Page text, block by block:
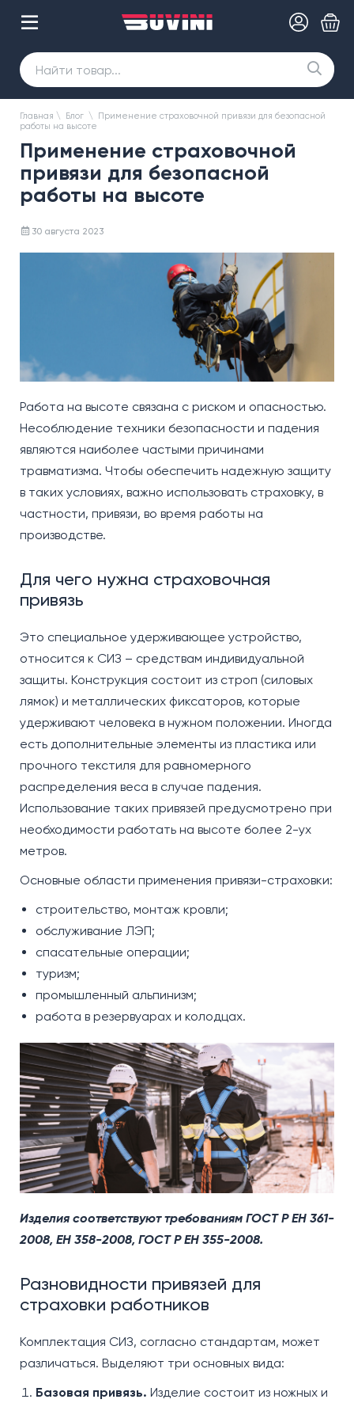
Главная \ Блог \
Применение страховочной привязи для безопасной
работы на высоте
Применение страховочной
привязи для безопасной
работы на высоте
30 августа 2023
Работа на высоте связана с риском и опасностью.
Несоблюдение техники безопасности и падения
являются наиболее частыми причинами
травматизма. Чтобы обеспечить надежную защиту
в таких условиях, важно использовать страховку, в
частности, привязи, во время работы на
производстве.
Для чего нужна страховочная
привязь
Это специальное удерживающее устройство,
относится к СИЗ – средствам индивидуальной
защиты. Конструкция состоит из строп (силовых
лямок) и металлических фиксаторов, которые
удерживают человека в нужном положении. Иногда
есть дополнительные элементы из пластика или
прочного текстиля для равномерного
распределения веса в случае падения.
Использование таких привязей предусмотрено при
необходимости работать на высоте более 2-ух
метров.
Основные области применения привязи-страховки:
строительство, монтаж кровли;
обслуживание ЛЭП;
спасательные операции;
туризм;
промышленный альпинизм;
работа в резервуарах и колодцах.
Изделия соответствуют требованиям ГОСТ Р EH 361-
2008, ЕН 358-2008, ГОСТ Р ЕН 355-2008.
Разновидности привязей для
страховки работников
Комплектация СИЗ, согласно стандартам, может
различаться. Выделяют три основных вида:
Базовая привязь. Изделие состоит из ножных и